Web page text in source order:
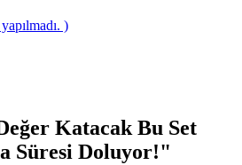
)
Katacak Bu Set
Süresi Doluyor!"